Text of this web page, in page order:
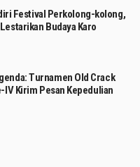
Festival Perkolong-kolong,
Budaya Karo
Turnamen Old Crack
IV Kirim Pesan Kepedulian